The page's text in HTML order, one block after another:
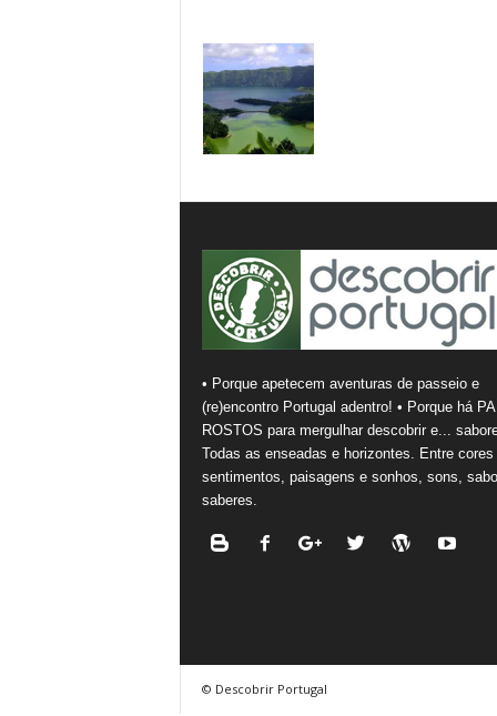
• Porque apetecem aventuras de passeio e
(re)encontro Portugal adentro! • Porque há
ROSTOS para mergulhar descobrir e...
Todas as enseadas e horizontes. Entre cores
sentimentos, paisagens e sonhos, sons,
saberes.
© Descobrir Portugal